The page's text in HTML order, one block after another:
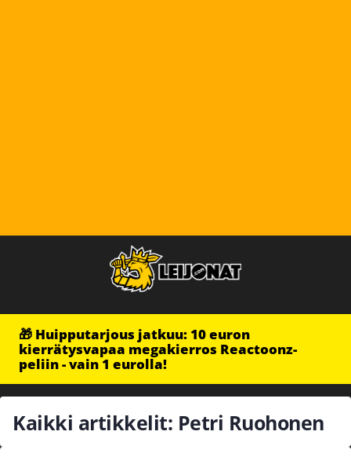
🎁 Huipputarjous jatkuu: 10 euron
kierrätysvapaa megakierros Reactoonz-
peliin - vain 1 eurolla!
Kaikki artikkelit: Petri Ruohonen